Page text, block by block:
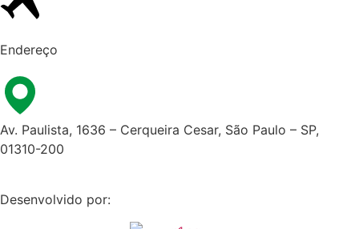
Endereço
Av. Paulista, 1636 – Cerqueira Cesar, São Paulo – SP,
01310-200
Desenvolvido por: